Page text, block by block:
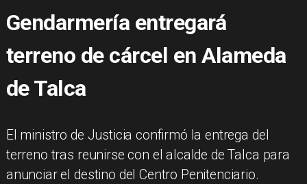
Gendarmería entregará
terreno de cárcel en Alameda
de Talca
El ministro de Justicia confirmó la entrega del
terreno tras reunirse con el alcalde de Talca para
anunciar el destino del Centro Penitenciario.